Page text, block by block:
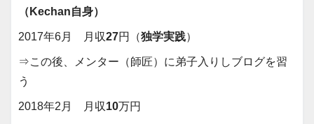
（Kechan自身）
2017年6月 月収27円（独学実践）
⇒この後、メンター（師匠）に弟子入りしブログを習
う
2018年2月 月収10万円